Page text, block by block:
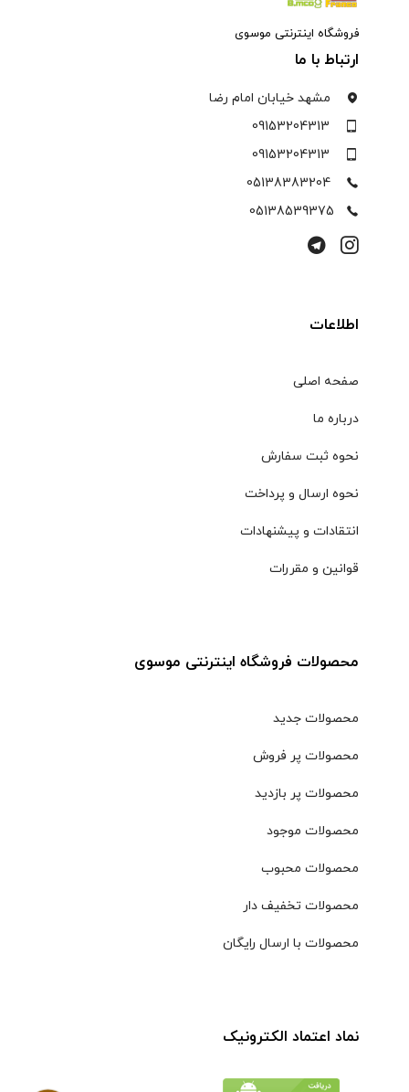
فروشگاه اینترنتی موسوی
ارتباط با ما
مشهد خیابان امام رضا
09153204313
09153204313
05138383204
05138539375
اطلاعات
صفحه اصلی
درباره ما
نحوه ثبت سفارش
نحوه ارسال و پرداخت
انتقادات و پیشنهادات
قوانین و مقررات
محصولات فروشگاه اینترنتی موسوی
محصولات جدید
محصولات پر فروش
محصولات پر بازدید
محصولات موجود
محصولات محبوب
محصولات تخفیف دار
محصولات با ارسال رایگان
نماد اعتماد الکترونیک